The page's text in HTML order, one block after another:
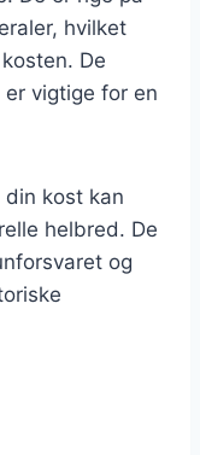
hvilket
De
vigtige for en
kost kan
helbred. De
og